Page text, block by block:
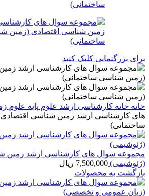
برای بزرگنمایی کلیک کنید
خانه خانه کارشناسی ارشد علوم پایه علوم
های کارشناسی ارشد زمین شناسی
ساختمانی)
مجموعه سوال های کارشناسی ارشد زمین
(ژئوشیمی) 7,500,000 ریال
بازگشت به محصولات